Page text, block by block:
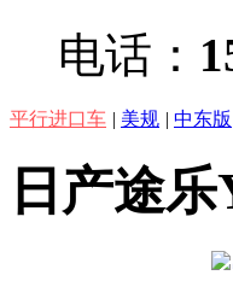
电话：
平行进口车 | 美规 | 中东版
日产途